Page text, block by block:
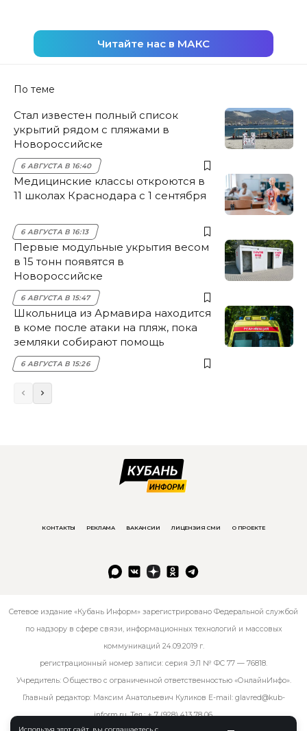
Используя этот сайт, вы соглашаетесь с
Читайте нас в МАКС
По теме
Стал известен полный список
укрытий рядом с пляжами в
Новороссийске
6 АВГУСТА В 16:40
Медицинские классы откроются в
11 школах Краснодара с 1 сентября
6 АВГУСТА В 16:13
Первые модульные укрытия весом
в 15 тонн появятся в
Новороссийске
6 АВГУСТА В 15:47
Школьница из Армавира находится
в коме после атаки на пляж, пока
земляки собирают помощь
6 АВГУСТА В 15:26
КОНТАКТЫ РЕКЛАМА ВАКАНСИИ ЛИЦЕНЗИЯ СМИ О ПРОЕКТЕ
Сетевое издание «Кубань Информ» зарегистрировано Федеральной службой
по надзору в сфере связи, информационных технологий и массовых
коммуникаций 24.09.2019 г.
регистрационный номер записи: серия ЭЛ № ФС 77 — 76818.
Учредитель: Общество с ограниченной ответственностью «ОнлайнИнфо».
Главный редактор: Максим Анатольевич Куликов E-mail: glavred@kub-
inform.ru. Тел.:+ 7 (928) 413 78 06.